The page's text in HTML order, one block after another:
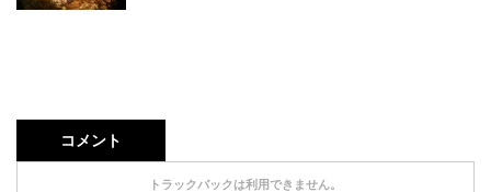
コメント
トラックバックは利用できません。